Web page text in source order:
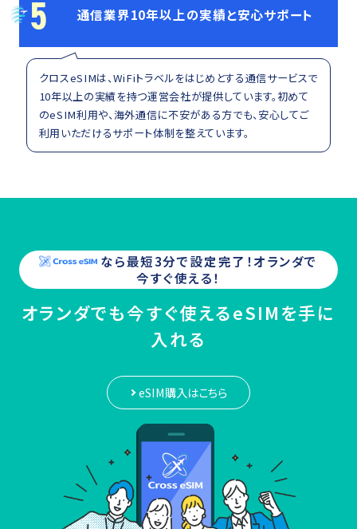
5 通信業界10年以上の実績と安心サポート
クロスeSIMは、WiFiトラベルをはじめとする通信サービスで
10年以上の実績を持つ運営会社が提供しています。初めて
のeSIM利用や、海外通信に不安がある方でも、安心してご
利用いただけるサポート体制を整えています。
なら最短3分で設定完了！オランダで
今すぐ使える！
オランダでも今すぐ使えるeSIMを手に
入れる
eSIM購入はこちら